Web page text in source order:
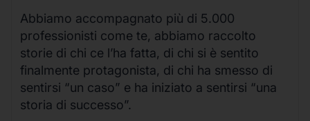
Abbiamo accompagnato più di 5.000
professionisti come te, abbiamo raccolto
storie di chi ce l’ha fatta, di chi si è sentito
finalmente protagonista, di chi ha smesso di
sentirsi “un caso” e ha iniziato a sentirsi “una
storia di successo”.